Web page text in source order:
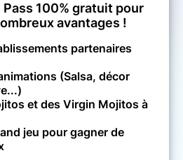
100% gratuit pour
avantages !
partenaires
(Salsa, décor
et des Virgin Mojitos à
jeu pour gagner de